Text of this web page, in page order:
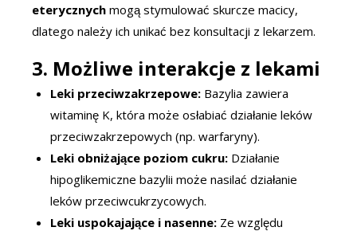
eterycznych mogą stymulować skurcze macicy,
dlatego należy ich unikać bez konsultacji z lekarzem.
3. Możliwe interakcje z lekami
Leki przeciwzakrzepowe:Bazylia zawiera
witaminę K, która może osłabiać działanie leków
przeciwzakrzepowych (np. warfaryny).
Leki obniżające poziom cukru:Działanie
hipoglikemiczne bazylii może nasilać działanie
leków przeciwcukrzycowych.
Leki uspokajające i nasenne:Ze względu